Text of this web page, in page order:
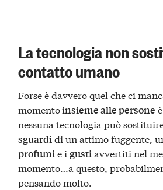
La tecnologia non
contatto umano
Forse è davvero quel che ci
momentoinsieme alle persone
nessuna tecnologia può
sguardidi un attimo fuggente,
profumie igustiavvertiti nel
momento…a questo,
pensando molto.